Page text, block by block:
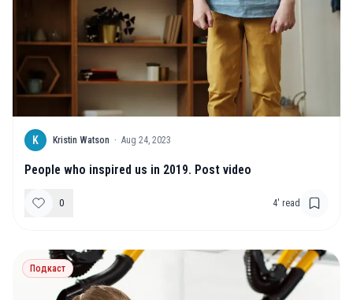
K Kristin Watson · Aug 24, 2023
People who inspired us in 2019. Post video
0 4' read
Подкаст